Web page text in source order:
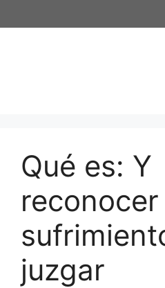
al
Qué es: Y
reconocer
juzgar